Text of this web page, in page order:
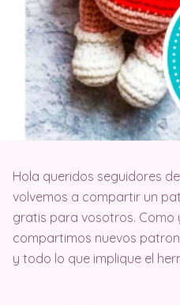
Hola queridos seguidores de
volvemos a compartir un
gratis para vosotros. Como
compartimos nuevos
y todo lo que implique el